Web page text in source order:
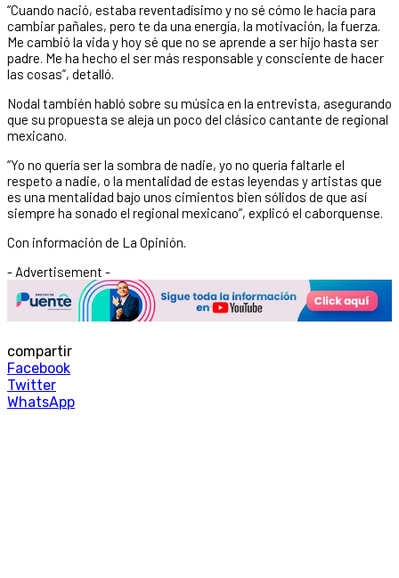
“Cuando nació, estaba reventadísimo y no sé cómo le hacía para
cambiar pañales, pero te da una energía, la motivación, la fuerza.
Me cambió la vida y hoy sé que no se aprende a ser hijo hasta ser
padre. Me ha hecho el ser más responsable y consciente de hacer
las cosas”, detalló.
Nodal también habló sobre su música en la entrevista, asegurando
que su propuesta se aleja un poco del clásico cantante de regional
mexicano.
“Yo no quería ser la sombra de nadie, yo no quería faltarle el
respeto a nadie, o la mentalidad de estas leyendas y artistas que
es una mentalidad bajo unos cimientos bien sólidos de que así
siempre ha sonado el regional mexicano”, explicó el caborquense.
Con información de La Opinión.
- Advertisement -
compartir
Facebook
Twitter
WhatsApp